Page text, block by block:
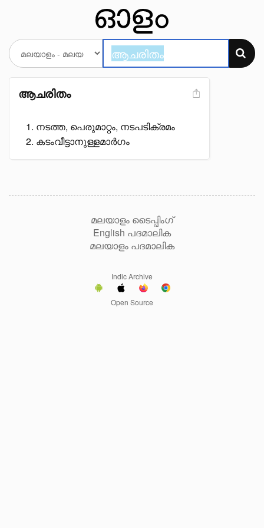
ആചരിതം
നടത്ത, പെരുമാറ്റം, നടപടിക്രമം
കടംവീട്ടാനുള്ളമാർഗം
മലയാളം ടൈപ്പിംഗ്
English പദമാലിക
മലയാളം പദമാലിക
Indic Archive
Open Source